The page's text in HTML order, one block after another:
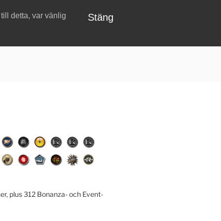
detta, var vänlig Stäng
plus 312 Bonanza- och Event-